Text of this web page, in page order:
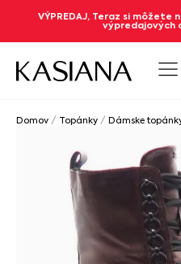
VÝPREDAJ, Teraz si
výpredajových
Domov / Topánky / Dámske